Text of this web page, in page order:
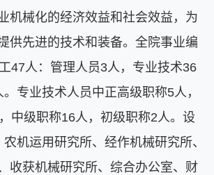
机械化的经济效益和社会效益，为
供先进的技术和装备。全院事业编
47人：管理人员3人，专业技术36
专业技术人员中正高级职称5人，
中级职称16人，初级职称2人。设
机运用研究所、经作机械研究所、
收获机械研究所、综合办公室、财